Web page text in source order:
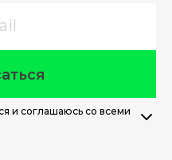
и соглашаюсь со всеми